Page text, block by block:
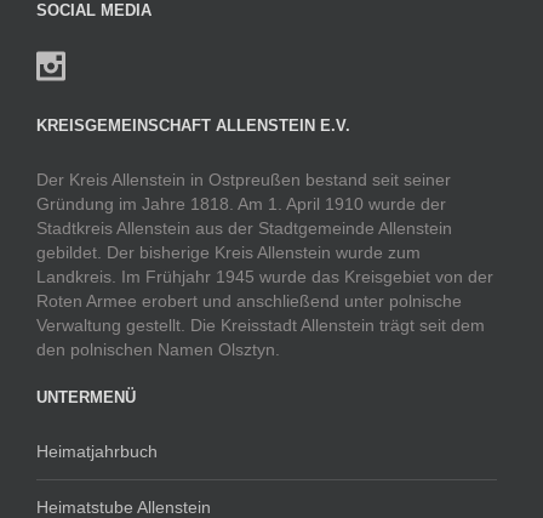
SOCIAL MEDIA
KREISGEMEINSCHAFT ALLENSTEIN E.V.
Der Kreis Allenstein in Ostpreußen bestand seit seiner
Gründung im Jahre 1818. Am 1. April 1910 wurde der
Stadtkreis Allenstein aus der Stadtgemeinde Allenstein
gebildet. Der bisherige Kreis Allenstein wurde zum
Landkreis. Im Frühjahr 1945 wurde das Kreisgebiet von der
Roten Armee erobert und anschließend unter polnische
Verwaltung gestellt. Die Kreisstadt Allenstein trägt seit dem
den polnischen Namen Olsztyn.
UNTERMENÜ
Heimatjahrbuch
Heimatstube Allenstein